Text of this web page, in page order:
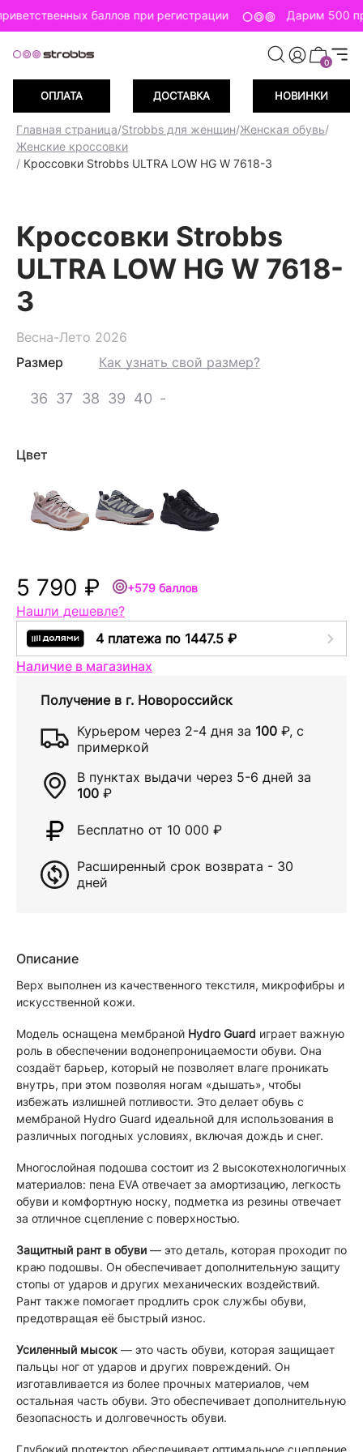
баллов при регистрации Дарим 500
0
ОПЛАТА ДОСТАВКА НОВИНКИ
Главная страница/Strobbs для женщин/Женская обувь/
Женские кроссовки
/ Кроссовки Strobbs ULTRA LOW HG W 7618-3
Кроссовки Strobbs
ULTRA LOW HG W 7618-
3
Весна-Лето 2026
Размер
Как узнать свой размер?
36 37 38 39 40 -
Цвет
5 790 ₽ +579 баллов
Нашли дешевле?
4 платежа по 1447.5 ₽
Наличие в магазинах
Получение в г. Новороссийск
Курьером через 2-4 дня за 100 ₽, с
примеркой
В пунктах выдачи через 5-6 дней за
100 ₽
Бесплатно от 10 000 ₽
Расширенный срок возврата - 30
дней
Описание
Верх выполнен из качественного текстиля, микрофибры и
искусственной кожи.
Модель оснащена мембраной Hydro Guard играет важную
роль в обеспечении водонепроницаемости обуви. Она
создаёт барьер, который не позволяет влаге проникать
внутрь, при этом позволяя ногам «дышать», чтобы
избежать излишней потливости. Это делает обувь с
мембраной Hydro Guard идеальной для использования в
различных погодных условиях, включая дождь и снег.
Многослойная подошва состоит из 2 высокотехнологичных
материалов: пена EVA отвечает за амортизацию, легкость
обуви и комфортную носку, подметка из резины отвечает
за отличное сцепление с поверхностью.
Защитный рант в обуви — это деталь, которая проходит по
краю подошвы. Он обеспечивает дополнительную защиту
стопы от ударов и других механических воздействий.
Рант также помогает продлить срок службы обуви,
предотвращая её быстрый износ.
Усиленный мысок — это часть обуви, которая защищает
пальцы ног от ударов и других повреждений. Он
изготавливается из более прочных материалов, чем
остальная часть обуви. Это обеспечивает дополнительную
безопасность и долговечность обуви.
Глубокий протектор обеспечивает оптимальное сцепление